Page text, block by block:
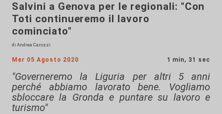
Salvini a Genova per le regionali: "Con
Toti continueremo il lavoro
cominciato"
di Andrea Carozzi
Mer 05 Agosto 2020 1 min, 31 sec
"Governeremo la Liguria per altri 5 anni
perché abbiamo lavorato bene. Vogliamo
sbloccare la Gronda e puntare su lavoro e
turismo"